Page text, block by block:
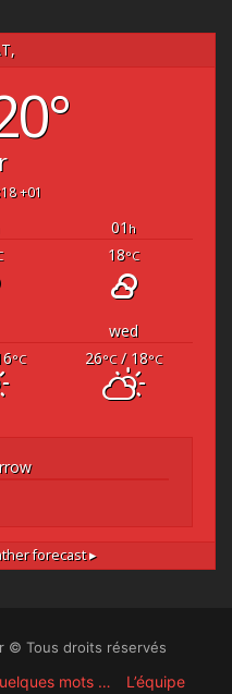
+01
01 h
18°C
wed
°C 26°C/ 18°C
forecast ▸
© Tous droits réservés
mots … L’équipe